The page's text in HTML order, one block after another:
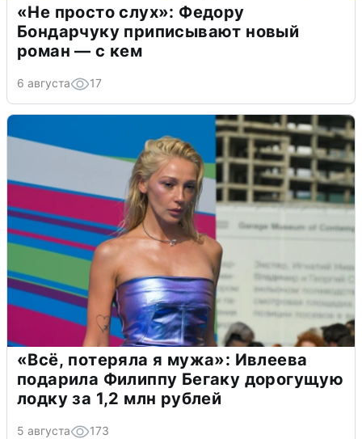
«Не просто слух»: Федору
Бондарчуку приписывают новый
роман — с кем
6 августа 17
«Всё, потеряла я мужа»: Ивлеева
подарила Филиппу Бегаку дорогущую
лодку за 1,2 млн рублей
5 августа 173